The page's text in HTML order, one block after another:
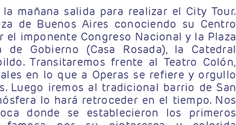
la mañana salida para realizar el City Tour.
de Buenos Aires conociendo su Centro
el imponente Congreso Nacional y la Plaza
Gobierno (Casa Rosada), la Catedral
Transitaremos frente al Teatro Colón,
en lo que a Operas se refiere y orgullo
Luego iremos al tradicional barrio de San
lo hará retroceder en el tiempo. Nos
donde se establecieron los primeros